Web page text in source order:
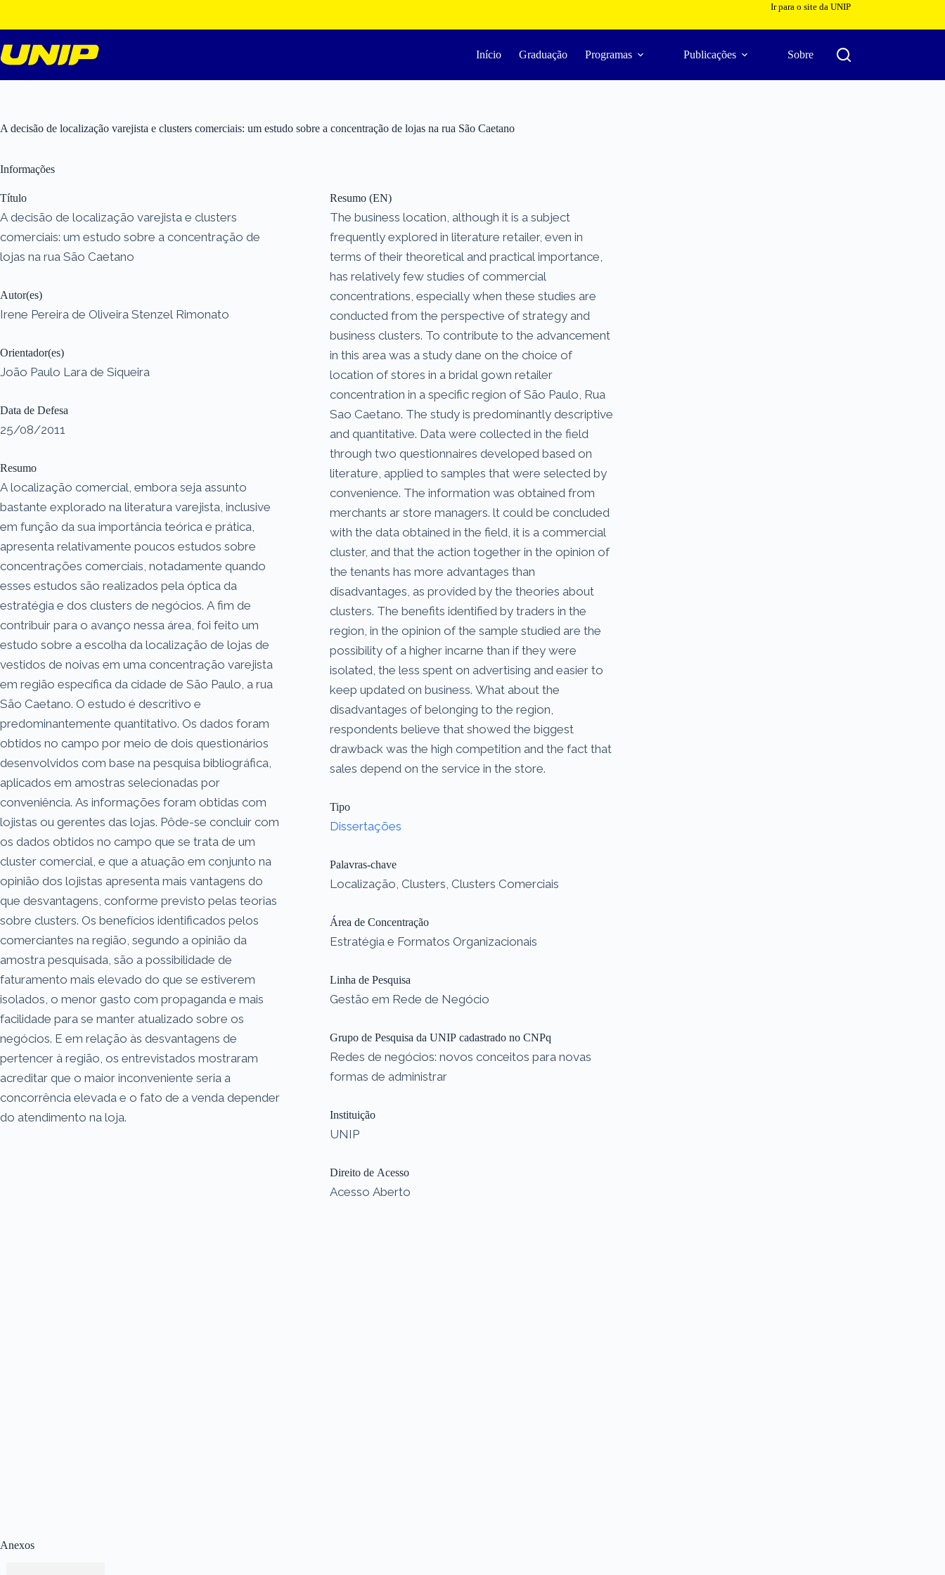
o
conteúdo
Ir para o site da UNIP
Início Graduação Programas Publicações Sobre
A decisão de localização varejista e clusters comerciais: um estudo sobre a concentração de lojas na rua São Caetano
Anexos
Informações
Título
A decisão de localização varejista e clusters
comerciais: um estudo sobre a concentração de
lojas na rua São Caetano
Autor(es)
Irene Pereira de Oliveira Stenzel Rimonato
Orientador(es)
João Paulo Lara de Siqueira
Data de Defesa
25/08/2011
Resumo
A localização comercial, embora seja assunto
bastante explorado na literatura varejista, inclusive
em função da sua importância teórica e prática,
apresenta relativamente poucos estudos sobre
concentrações comerciais, notadamente quando
esses estudos são realizados pela óptica da
estratégia e dos clusters de negócios. A fim de
contribuir para o avanço nessa área, foi feito um
estudo sobre a escolha da localização de lojas de
vestidos de noivas em uma concentração varejista
em região específica da cidade de São Paulo, a rua
São Caetano. O estudo é descritivo e
predominantemente quantitativo. Os dados foram
obtidos no campo por meio de dois questionários
desenvolvidos com base na pesquisa bibliográfica,
aplicados em amostras selecionadas por
conveniência. As informações foram obtidas com
lojistas ou gerentes das lojas. Pôde-se concluir com
os dados obtidos no campo que se trata de um
cluster comercial, e que a atuação em conjunto na
opinião dos lojistas apresenta mais vantagens do
que desvantagens, conforme previsto pelas teorias
sobre clusters. Os benefícios identificados pelos
comerciantes na região, segundo a opinião da
amostra pesquisada, são a possibilidade de
faturamento mais elevado do que se estiverem
isolados, o menor gasto com propaganda e mais
facilidade para se manter atualizado sobre os
negócios. E em relação às desvantagens de
pertencer à região, os entrevistados mostraram
acreditar que o maior inconveniente seria a
concorrência elevada e o fato de a venda depender
do atendimento na loja.
Resumo (EN)
The business location, although it is a subject
frequently explored in literature retailer, even in
terms of their theoretical and practical importance,
has relatively few studies of commercial
concentrations, especially when these studies are
conducted from the perspective of strategy and
business clusters. To contribute to the advancement
in this area was a study dane on the choice of
location of stores in a bridal gown retailer
concentration in a specific region of São Paulo, Rua
Sao Caetano. The study is predominantly descriptive
and quantitative. Data were collected in the field
through two questionnaires developed based on
literature, applied to samples that were selected by
convenience. The information was obtained from
merchants ar store managers. lt could be concluded
with the data obtained in the field, it is a commercial
cluster, and that the action together in the opinion of
the tenants has more advantages than
disadvantages, as provided by the theories about
clusters. The benefits identified by traders in the
region, in the opinion of the sample studied are the
possibility of a higher incarne than if they were
isolated, the less spent on advertising and easier to
keep updated on business. What about the
disadvantages of belonging to the region,
respondents believe that showed the biggest
drawback was the high competition and the fact that
sales depend on the service in the store.
Tipo
Dissertações
Palavras-chave
Localização, Clusters, Clusters Comerciais
Área de Concentração
Estratégia e Formatos Organizacionais
Linha de Pesquisa
Gestão em Rede de Negócio
Grupo de Pesquisa da UNIP cadastrado no CNPq
Redes de negócios: novos conceitos para novas
formas de administrar
Instituição
UNIP
Direito de Acesso
Acesso Aberto